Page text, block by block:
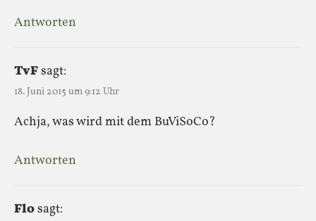
Antworten
TvFsagt:
18. Juni 2015 um 9:12 Uhr
Achja, was wird mit dem BuViSoCo?
Antworten
Flosagt: